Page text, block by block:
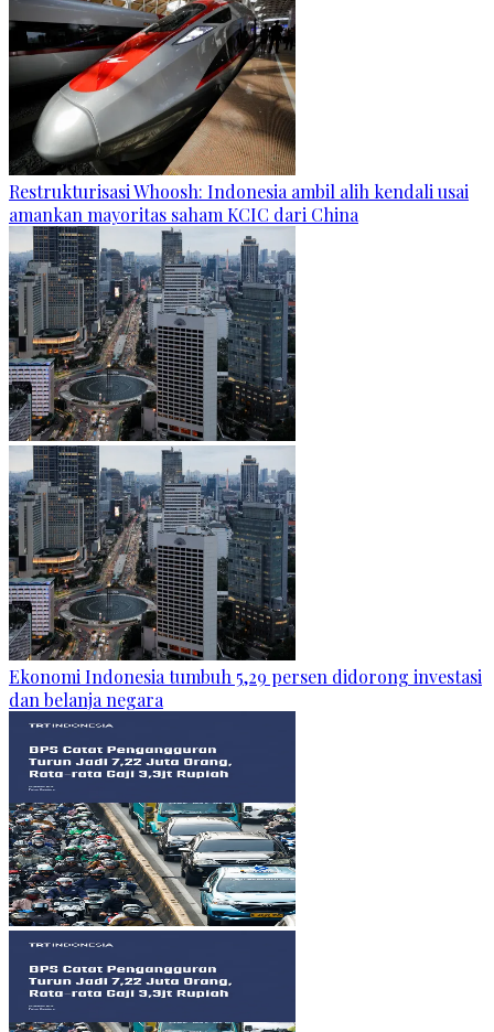
Restrukturisasi Whoosh: Indonesia ambil alih kendali usai
amankan mayoritas saham KCIC dari China
Ekonomi Indonesia tumbuh 5,29 persen didorong investasi
dan belanja negara